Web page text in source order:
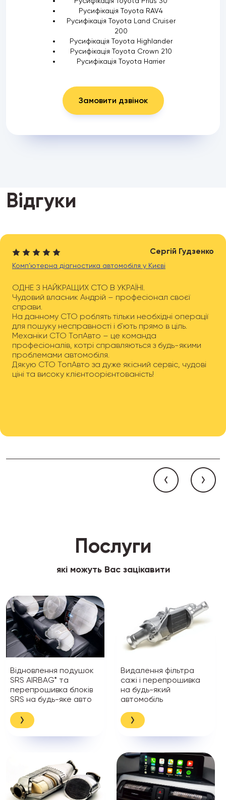
Русифікація Toyota RAV4
Русифікація Toyota Land Cruiser
200
Русифікація Toyota Highlander
Русифікація Toyota Crown 210
Русифікація Toyota Harrier
Замовити дзвінок
Відгуки
Сергій Гудзенко
Комп’ютерна діагностика автомобіля у Києві
ОДНЕ З НАЙКРАЩИХ СТО В УКРАЇНІ.
Чудовий власник Андрій – професіонал своєї
справи.
На данному СТО роблять тільки необхідні операції
для пошуку несправності і б’ють прямо в ціль.
Механіки СТО ТопАвто – це команда
професіоналів, котрі справляються з будь-якими
проблемами автомобіля.
Дякую СТО ТопАвто за дуже якісний сервіс, чудові
ціні та високу клієнтоорієнтованість!
Послуги
які можуть Вас зацікавити
Відновлення подушок
SRS AIRBAG* та
перепрошивка блоків
SRS на будь-яке авто
Видалення фільтра
сажі і перепрошивка
на будь-який
автомобіль